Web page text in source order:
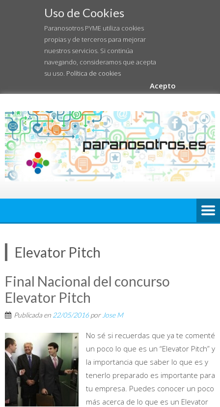
Uso de Cookies
Paranosotros PYME utiliza cookies
propias y de terceros para mejorar
nuestros servicios. Si continúa
navegando, consideramos que acepta
su uso. Política de cookies
Acepto
Elevator Pitch
Final Nacional del concurso
Elevator Pitch
Publicada en 22/05/2016por Jose M
No sé si recuerdas que ya te comenté
un poco lo que es un “Elevator Pitch” y
la importancia que saber lo que es y
tenerlo preparado es importante para
tu empresa. Puedes conocer un poco
más acerca de lo que es un Elevator